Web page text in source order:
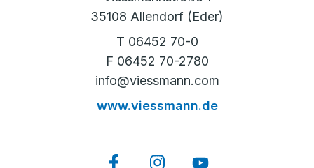
35108 Allendorf (Eder)
T 06452 70-0
F 06452 70-2780
info@viessmann.com
www.viessmann.de